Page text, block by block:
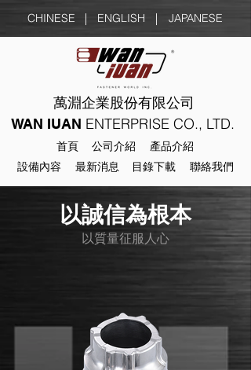
CHINESE ENGLISH JAPANESE
萬淵企業股份有限公司
WAN IUAN ENTERPRISE CO., LTD.
首頁 公司介紹
產品介紹
設備內容
最新消息 目錄下載 聯絡我們
以誠信為根本
以質量征服人心